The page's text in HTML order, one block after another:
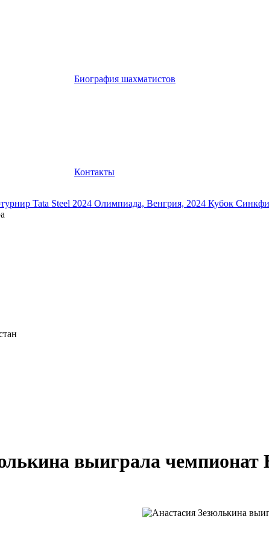
Биография шахматистов
Контакты
Tata Steel 2024 Олимпиада, Венгрия, 2024 Кубок
выиграла чемпионат